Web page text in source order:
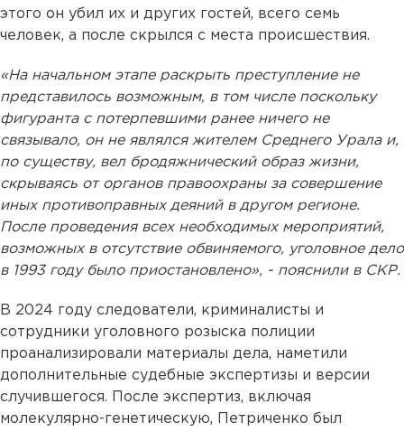
этого он убил их и других гостей, всего семь
человек, а после скрылся с места происшествия.
«На начальном этапе раскрыть преступление не
представилось возможным, в том числе поскольку
фигуранта с потерпевшими ранее ничего не
связывало, он не являлся жителем Среднего Урала и,
по существу, вел бродяжнический образ жизни,
скрываясь от органов правоохраны за совершение
иных противоправных деяний в другом регионе.
После проведения всех необходимых мероприятий,
возможных в отсутствие обвиняемого, уголовное дело
в 1993 году было приостановлено», - пояснили в СКР.
В 2024 году следователи, криминалисты и
сотрудники уголовного розыска полиции
проанализировали материалы дела, наметили
дополнительные судебные экспертизы и версии
случившегося. После экспертиз, включая
молекулярно-генетическую, Петриченко был